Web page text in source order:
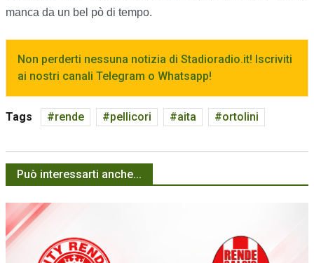
manca da un bel pò di tempo.
Non perderti nessuna notizia di Stadioradio.it! Iscriviti
ai nostri canali Telegram o Whatsapp!
Tags rende pellicori aita ortolini
Può interessarti anche...